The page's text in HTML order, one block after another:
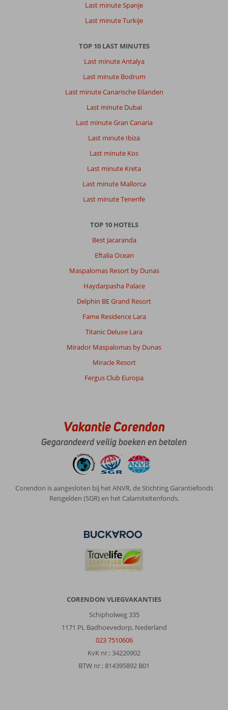
Last minute Spanje
Last minute Turkije
TOP 10 LAST MINUTES
Last minute Antalya
Last minute Bodrum
Last minute Canarische Eilanden
Last minute Dubai
Last minute Gran Canaria
Last minute Ibiza
Last minute Kos
Last minute Kreta
Last minute Mallorca
Last minute Tenerife
TOP 10 HOTELS
Best Jacaranda
Eftalia Ocean
Maspalomas Resort by Dunas
Haydarpasha Palace
Delphin BE Grand Resort
Fame Residence Lara
Titanic Deluxe Lara
Mirador Maspalomas by Dunas
Miracle Resort
Fergus Club Europa
Vakantie Corendon
Gegarandeerd veilig boeken en betalen
Corendon is aangesloten bij het ANVR, de Stichting Garantiefonds
Reisgelden (SGR) en het Calamiteitenfonds.
CORENDON VLIEGVAKANTIES
Schipholweg 335
1171 PL Badhoevedorp, Nederland
023 7510606
KvK nr.: 34220902
BTW nr.: 814395892 B01